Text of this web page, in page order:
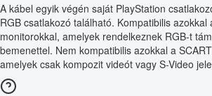
A kábel egyik végén saját PlayStation
RGB csatlakozó található. Kompatibilis azokkal
monitorokkal, amelyek rendelkeznek RGB-t
bemenettel. Nem kompatibilis azokkal a
amelyek csak kompozit videót vagy S-Video